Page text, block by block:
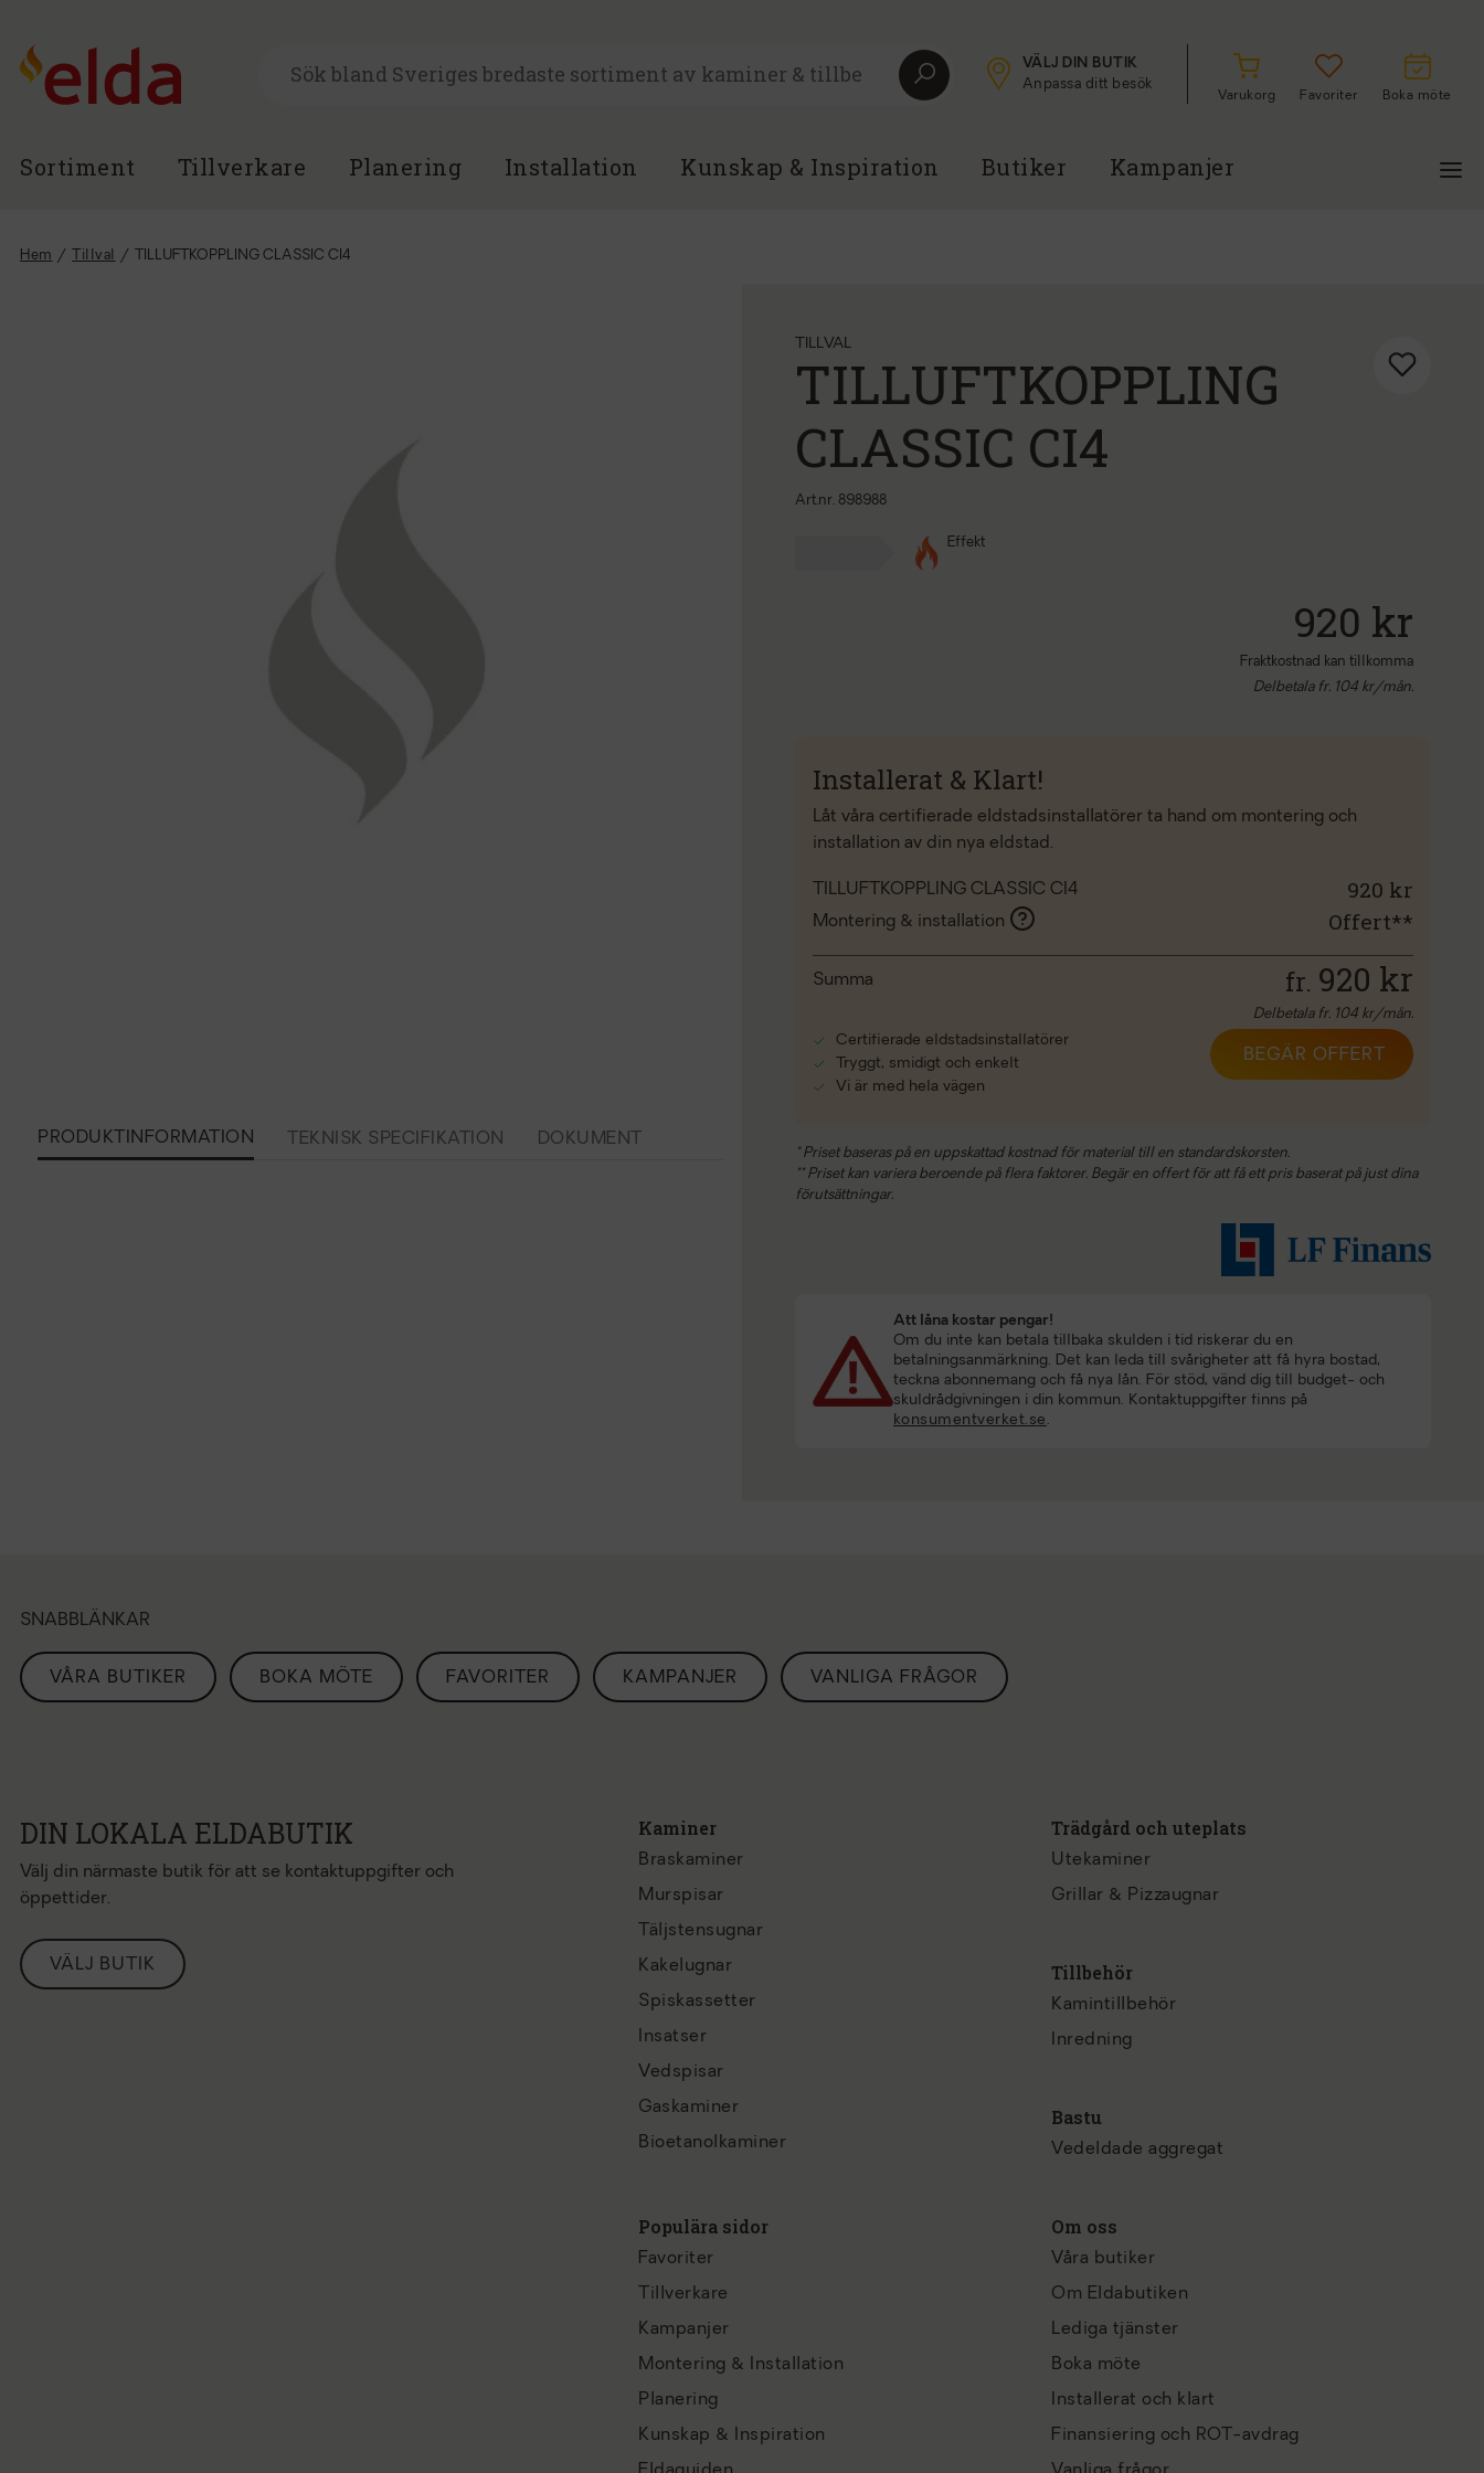
VÄLJ DIN BUTIK
Anpassa ditt besök
Varukorg Favoriter Boka möte
Sortiment Tillverkare Planering Installation Kunskap & Inspiration Butiker Kampanjer
Hem / Tillval / TILLUFTKOPPLING CLASSIC CI4
PRODUKTINFORMATION TEKNISK SPECIFIKATION DOKUMENT
TILLVAL
TILLUFTKOPPLING
CLASSIC CI4
Art.nr. 898988
Effekt
920 kr
Fraktkostnad kan tillkomma
Delbetala fr. 104 kr/mån.
Installerat & Klart!
Låt våra certifierade eldstadsinstallatörer ta hand om montering och
installation av din nya eldstad.
TILLUFTKOPPLING CLASSIC CI4 920 kr
Montering & installation Offert**
Summa fr. 920 kr
Delbetala fr. 104 kr/mån.
Certifierade eldstadsinstallatörer
Tryggt, smidigt och enkelt
Vi är med hela vägen
BEGÄR OFFERT
* Priset baseras på en uppskattad kostnad för material till en standardskorsten.
** Priset kan variera beroende på flera faktorer. Begär en offert för att få ett pris baserat på just dina
förutsättningar.
Att låna kostar pengar!
Om du inte kan betala tillbaka skulden i tid riskerar du en
betalningsanmärkning. Det kan leda till svårigheter att få hyra bostad,
teckna abonnemang och få nya lån. För stöd, vänd dig till budget- och
skuldrådgivningen i din kommun. Kontaktuppgifter finns på
konsumentverket.se .
SNABBLÄNKAR
VÅRA BUTIKER BOKA MÖTE FAVORITER KAMPANJER VANLIGA FRÅGOR
DIN LOKALA ELDABUTIK
Välj din närmaste butik för att se kontaktuppgifter och
öppettider.
VÄLJ BUTIK
Kaminer
Braskaminer
Murspisar
Täljstensugnar
Kakelugnar
Spiskassetter
Insatser
Vedspisar
Gaskaminer
Bioetanolkaminer
Trädgård och uteplats
Utekaminer
Grillar & Pizzaugnar
Tillbehör
Kamintillbehör
Inredning
Bastu
Vedeldade aggregat
Populära sidor
Favoriter
Tillverkare
Kampanjer
Montering & Installation
Planering
Kunskap & Inspiration
Om oss
Våra butiker
Om Eldabutiken
Lediga tjänster
Boka möte
Installerat och klart
Finansiering och ROT-avdrag